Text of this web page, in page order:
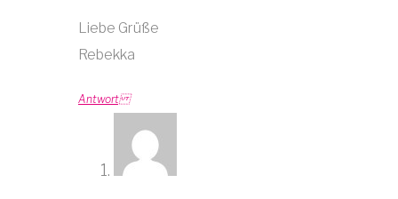
Liebe Grüße
Rebekka
Antwort